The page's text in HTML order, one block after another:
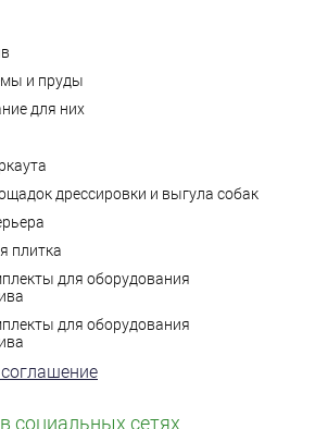
и пруды
для них
дрессировки и выгула собак
плитка
для оборудования
для оборудования
социальных сетях